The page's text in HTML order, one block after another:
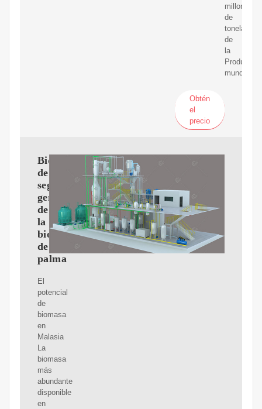
millones
de
toneladas
de
la
Producción
mundial.
Obtén
el
precio
Biocombustibles
de
segunda
generación
de
la
biomasa
de
palma
El
potencial
de
biomasa
en
Malasia
La
biomasa
más
abundante
disponible
en